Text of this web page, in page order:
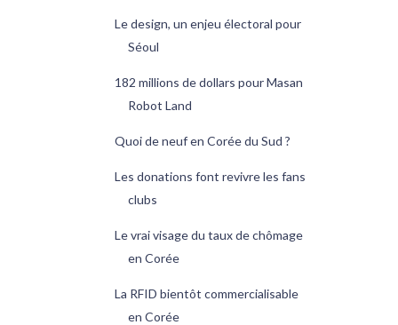
Le design, un enjeu électoral pour
Séoul
182 millions de dollars pour Masan
Robot Land
Quoi de neuf en Corée du Sud ?
Les donations font revivre les fans
clubs
Le vrai visage du taux de chômage
en Corée
La RFID bientôt commercialisable
en Corée